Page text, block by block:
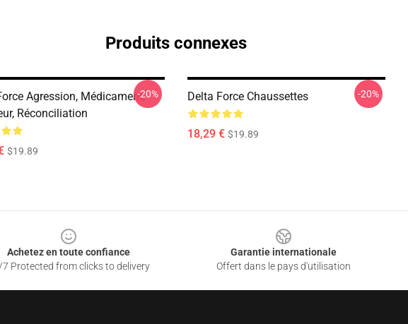
Produits connexes
Agression, Médicament,
Réconciliation
$19.89
-20% Delta Force Chaussettes
18,29 € $19.89
-20%
Achetez en toute confiance
Protected from clicks to delivery
Garantie internationale
Offert dans le pays d'utilisation